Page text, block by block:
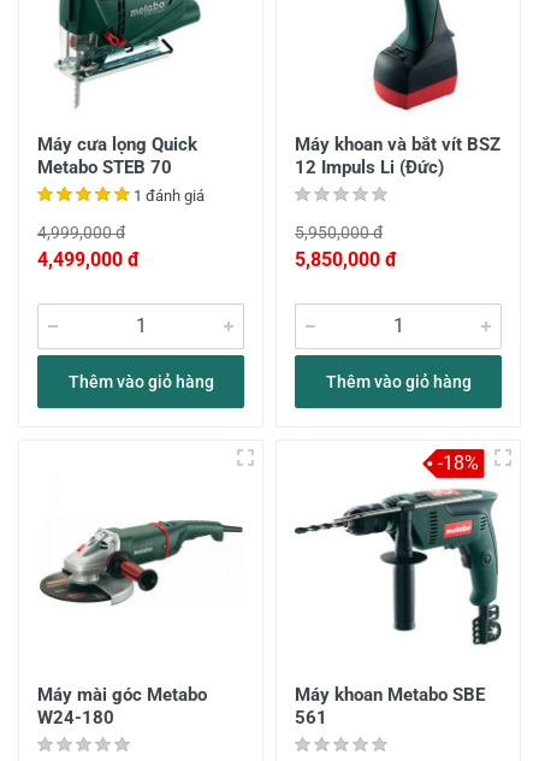
Máy cưa lọng Quick
Metabo STEB 70
1 đánh giá
4,999,000 đ
4,499,000 đ
Thêm vào giỏ hàng
Máy khoan và bắt vít BSZ
12 Impuls Li (Đức)
5,950,000 đ
5,850,000 đ
Thêm vào giỏ hàng
Máy mài góc Metabo
W24-180
Máy khoan Metabo SBE
561
-18%